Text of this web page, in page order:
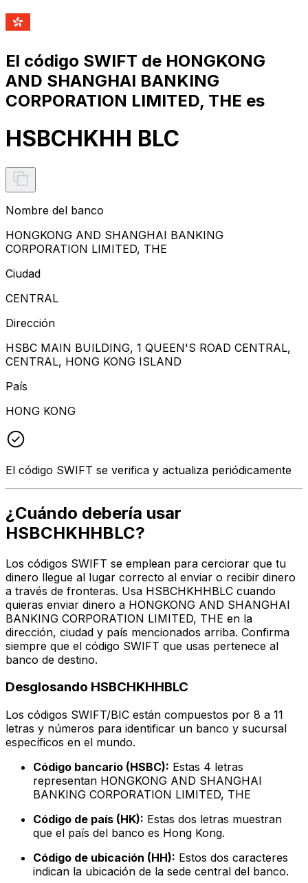
El código SWIFT de HONGKONG
AND SHANGHAI BANKING
CORPORATION LIMITED, THE es
HSBCHKHH BLC
Nombre del banco
HONGKONG AND SHANGHAI BANKING
CORPORATION LIMITED, THE
Ciudad
CENTRAL
Dirección
HSBC MAIN BUILDING, 1 QUEEN'S ROAD CENTRAL,
CENTRAL, HONG KONG ISLAND
País
HONG KONG
El código SWIFT se verifica y actualiza periódicamente
¿Cuándo debería usar
HSBCHKHHBLC?
Los códigos SWIFT se emplean para cerciorar que tu
dinero llegue al lugar correcto al enviar o recibir dinero
a través de fronteras. Usa HSBCHKHHBLC cuando
quieras enviar dinero a HONGKONG AND SHANGHAI
BANKING CORPORATION LIMITED, THE en la
dirección, ciudad y país mencionados arriba. Confirma
siempre que el código SWIFT que usas pertenece al
banco de destino.
Desglosando HSBCHKHHBLC
Los códigos SWIFT/BIC están compuestos por 8 a 11
letras y números para identificar un banco y sucursal
específicos en el mundo.
Código bancario (HSBC): Estas 4 letras
representan HONGKONG AND SHANGHAI
BANKING CORPORATION LIMITED, THE
Código de país (HK): Estas dos letras muestran
que el país del banco es Hong Kong.
Código de ubicación (HH): Estos dos caracteres
indican la ubicación de la sede central del banco.